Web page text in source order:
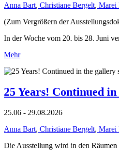
Anna Bart, Christiane Bergelt, Marei
(Zum Vergrößern der
In der Woche vom 20. bis 28. Juni
Mehr
25 Years! Continued
25.06 - 29.08.2026
Anna Bart, Christiane Bergelt, Marei
Die Ausstellung wird in den